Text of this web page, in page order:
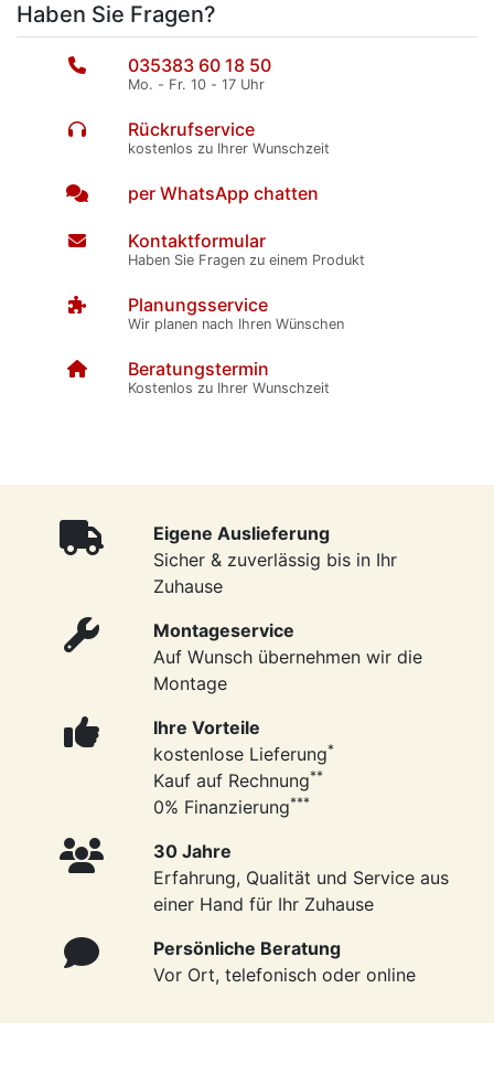
Haben Sie Fragen?
035383 60 18 50
Mo. - Fr. 10 - 17 Uhr
Rückrufservice
kostenlos zu Ihrer Wunschzeit
per WhatsApp chatten
Kontaktformular
Haben Sie Fragen zu einem Produkt
Planungsservice
Wir planen nach Ihren Wünschen
Beratungstermin
Kostenlos zu Ihrer Wunschzeit
Eigene Auslieferung
Sicher & zuverlässig bis in Ihr
Zuhause
Montageservice
Auf Wunsch übernehmen wir die
Montage
Ihre Vorteile
kostenlose Lieferung*
Kauf auf Rechnung**
0% Finanzierung***
30 Jahre
Erfahrung, Qualität und Service aus
einer Hand für Ihr Zuhause
Persönliche Beratung
Vor Ort, telefonisch oder online